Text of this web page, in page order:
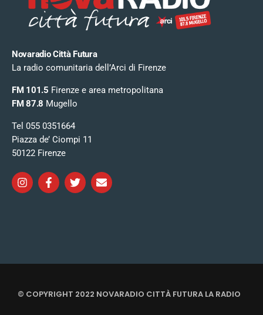
Novaradio Città Futura
La radio comunitaria dell’Arci di Firenze
FM 101.5 Firenze e area metropolitana
FM 87.8 Mugello
Tel 055 0351664
Piazza de’ Ciompi 11
50122 Firenze
© COPYRIGHT 2022 NOVARADIO CITTÀ FUTURA LA RADIO